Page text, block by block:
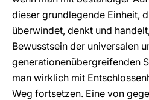
dieser grundlegende Einheit,
überwindet, denkt und
Bewusstsein der universalen
generationenübergreifenden
man wirklich mit
Weg fortsetzen. Eine von